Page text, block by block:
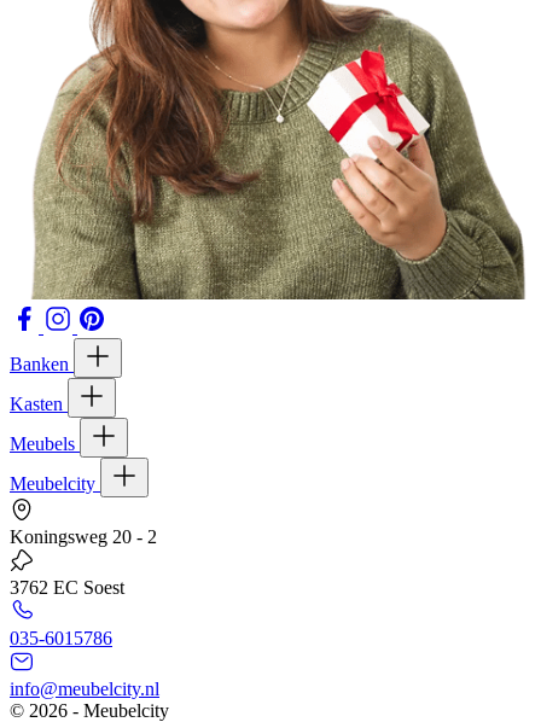
Banken
Kasten
Meubels
Meubelcity
Koningsweg 20 - 2
3762 EC Soest
035-6015786
info@meubelcity.nl
© 2026 - Meubelcity